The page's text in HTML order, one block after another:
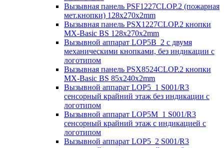
Вызывная панель PSF1227CLOP.2 (пожарная
мет.кнопки) 128х270х2mm
Вызывная панель PSX1227CLOP.2 кнопки
MX-Basic BS 128х270х2mm
Вызывной аппарат LOP5B_2 с двумя
механическими кнопками, без индикации с
логотипом
Вызывная панель PSX8524CLOP.2 кнопки
MX-Basic BS 85х240х2mm
Вызывной аппарат LOP5_1 S001/R3
сенсорный крайний этаж без индикации с
логотипом
Вызывной аппарат LOP5M_1 S001/R3
сенсорный крайний этаж с индикацией с
логотипом
Вызывной аппарат LOP5_2 S001/R3